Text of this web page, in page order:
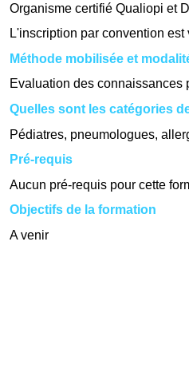
Organisme certifié Qualiopi et
L'inscription par convention
Méthode mobilisée et
Evaluation des connaissances
Quelles sont les catégories
Pédiatres, pneumologues,
Pré-requis
Aucun pré-requis pour cette
Objectifs de la formation
A venir